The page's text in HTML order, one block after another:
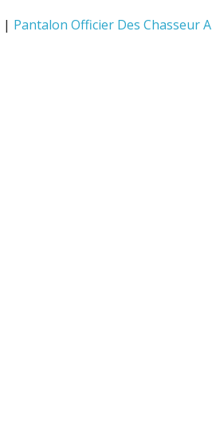
| Pantalon Officier Des Chasseur A